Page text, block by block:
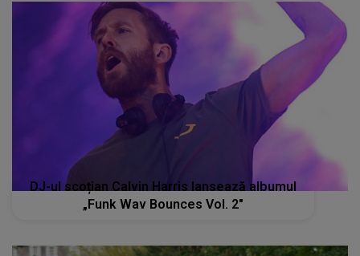
DJ-ul scoțian Calvin Harris lansează albumul
„Funk Wav Bounces Vol. 2"